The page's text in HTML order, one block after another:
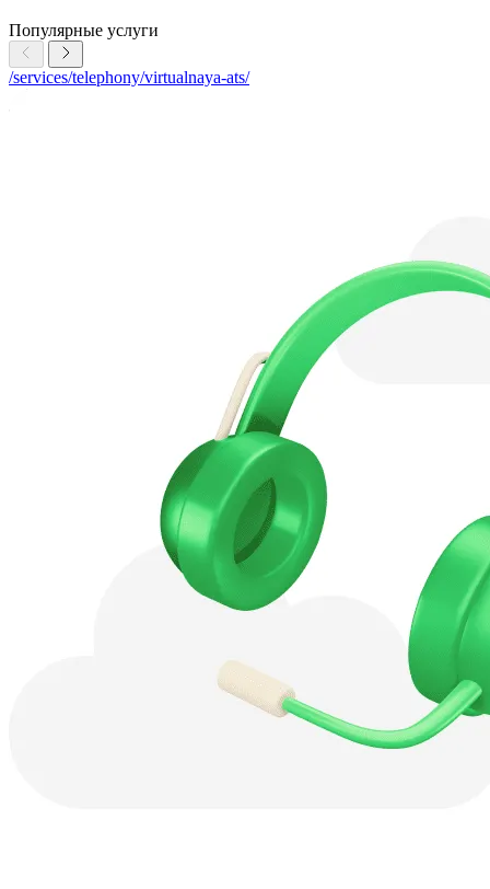
Популярные услуги
/services/telephony/virtualnaya-ats/